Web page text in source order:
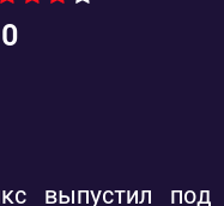
выпустил под